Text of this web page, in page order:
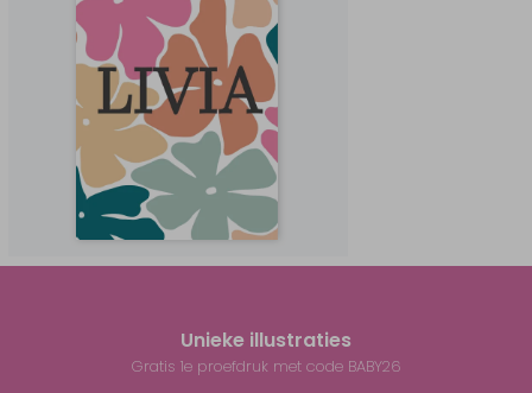
Unieke illustraties
Gratis 1e proefdruk met code BABY26